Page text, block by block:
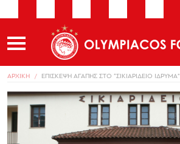
ΑΡΧΙΚΗ ΕΠΙΣΚΕΨΗ ΑΓΑΠΗΣ ΣΤΟ “ΣΙΚΙΑΡΙΔΕΙΟ ΙΔΡΥΜΑ”